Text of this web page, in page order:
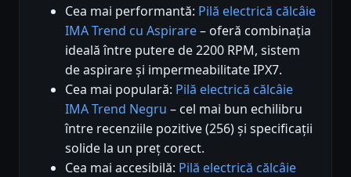
Cea mai performantă: Pilă electrică călcâie
IMA Trend cu Aspirare– oferă combinația
ideală între putere de 2200 RPM, sistem
de aspirare și impermeabilitate IPX7.
Cea mai populară: Pilă electrică călcâie
IMA Trend Negru – cel mai bun echilibru
între recenziile pozitive (256) și specificații
solide la un preț corect.
Cea mai accesibilă: Pilă electrică călcâie